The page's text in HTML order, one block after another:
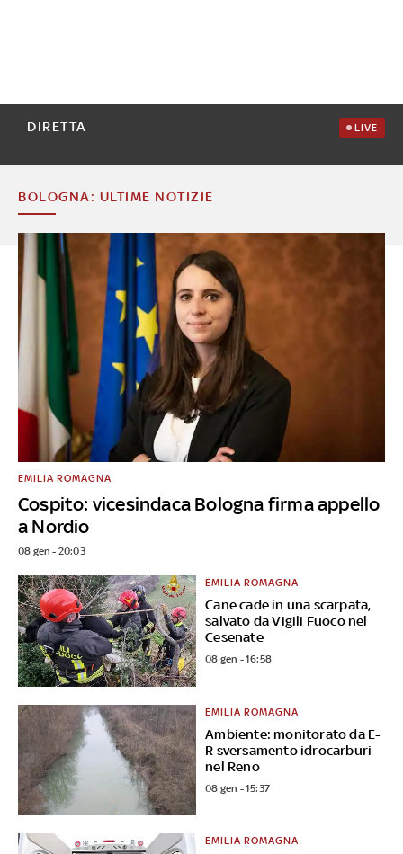
DIRETTA LIVE
BOLOGNA: ULTIME NOTIZIE
Cospito: vicesindaca Bologna firma appello
a Nordio
EMILIA ROMAGNA
08 gen - 20:03
Cane cade in una scarpata,
salvato da Vigili Fuoco nel
Cesenate
EMILIA ROMAGNA
08 gen - 16:58
Ambiente: monitorato da E-
R sversamento idrocarburi
nel Reno
EMILIA ROMAGNA
08 gen - 15:37
EMILIA ROMAGNA